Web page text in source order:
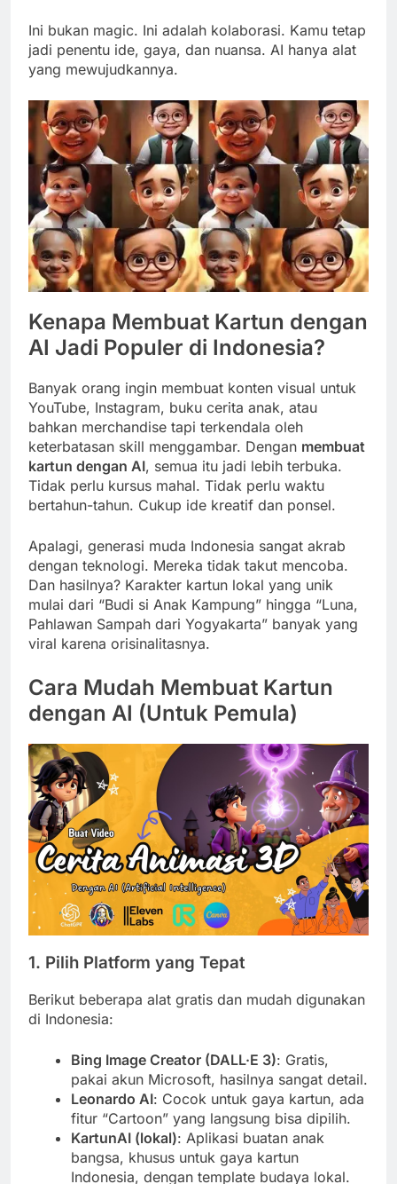
Ini bukan magic. Ini adalah kolaborasi. Kamu tetap
jadi penentu ide, gaya, dan nuansa. AI hanya alat
yang mewujudkannya.
Kenapa Membuat Kartun dengan
AI Jadi Populer di Indonesia?
Banyak orang ingin membuat konten visual untuk
YouTube, Instagram, buku cerita anak, atau
bahkan merchandise tapi terkendala oleh
keterbatasan skill menggambar. Dengan membuat
kartun dengan AI, semua itu jadi lebih terbuka.
Tidak perlu kursus mahal. Tidak perlu waktu
bertahun-tahun. Cukup ide kreatif dan ponsel.
Apalagi, generasi muda Indonesia sangat akrab
dengan teknologi. Mereka tidak takut mencoba.
Dan hasilnya? Karakter kartun lokal yang unik
mulai dari “Budi si Anak Kampung” hingga “Luna,
Pahlawan Sampah dari Yogyakarta” banyak yang
viral karena orisinalitasnya.
Cara Mudah Membuat Kartun
dengan AI (Untuk Pemula)
1. Pilih Platform yang Tepat
Berikut beberapa alat gratis dan mudah digunakan
di Indonesia:
Bing Image Creator (DALL·E 3): Gratis,
pakai akun Microsoft, hasilnya sangat detail.
Leonardo AI: Cocok untuk gaya kartun, ada
fitur “Cartoon” yang langsung bisa dipilih.
KartunAI (lokal): Aplikasi buatan anak
bangsa, khusus untuk gaya kartun
Indonesia, dengan template budaya lokal.